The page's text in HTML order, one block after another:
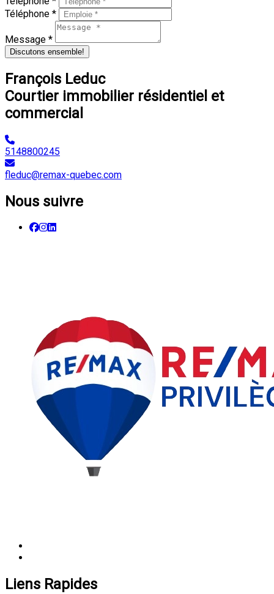
Téléphone *
Message *
Discutons ensemble!
François Leduc
Courtier immobilier résidentiel et
commercial
5148800245
fleduc@remax-quebec.com
Nous suivre
Liens Rapides